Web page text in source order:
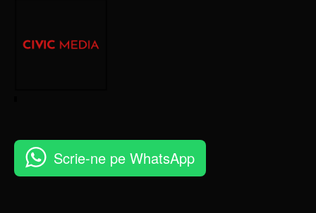
Scrie-ne pe WhatsApp